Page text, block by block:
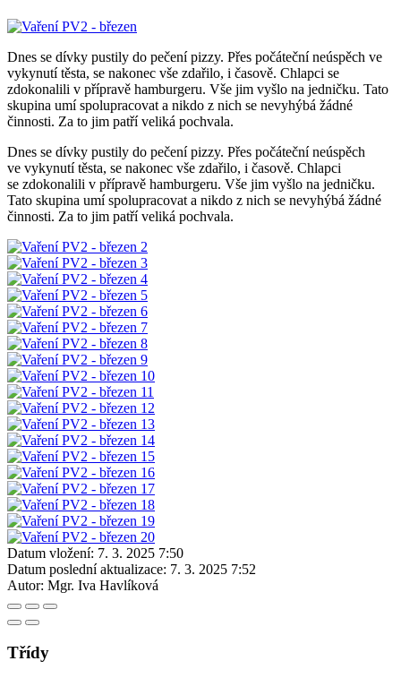
Dnes se dívky pustily do pečení pizzy. Přes počáteční neúspěch ve
vykynutí těsta, se nakonec vše zdařilo, i časově. Chlapci se
zdokonalili v přípravě hamburgeru. Vše jim vyšlo na jedničku. Tato
skupina umí spolupracovat a nikdo z nich se nevyhýbá žádné
činnosti. Za to jim patří veliká pochvala.
Dnes se dívky pustily do pečení pizzy. Přes počáteční neúspěch
ve vykynutí těsta, se nakonec vše zdařilo, i časově. Chlapci
se zdokonalili v přípravě hamburgeru. Vše jim vyšlo na jedničku.
Tato skupina umí spolupracovat a nikdo z nich se nevyhýbá žádné
činnosti. Za to jim patří veliká pochvala.
Datum vložení: 7. 3. 2025 7:50
Datum poslední aktualizace: 7. 3. 2025 7:52
Autor: Mgr. Iva Havlíková
Třídy